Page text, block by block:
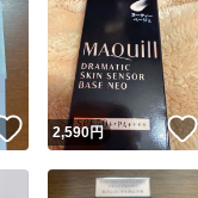
いいね！
2,590円